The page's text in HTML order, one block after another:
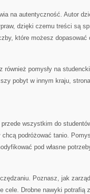
na autentyczność. Autor
dzięki czemu treści są
które możesz dopasować
również pomysły na
pobyt w innym kraju,
wszystkim do
podróżować tanio.
pod własne
Poznasz, jak
cele. Drobne nawyki potrafią